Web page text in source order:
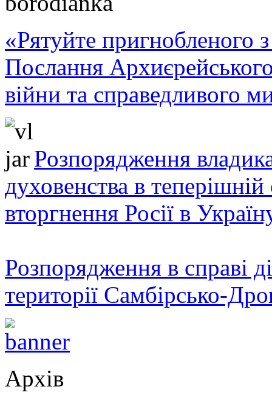
«Рятуйте пригнобленого
Послання
війни та справедливого
Розпорядження
духовенства в теперішній
вторгнення Росії в
Розпорядження в справі
території Самбірсько-
Архів